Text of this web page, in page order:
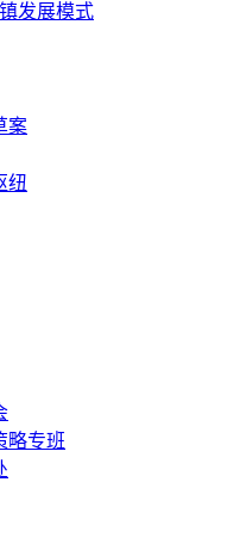
发展模式
案
纽
略专班